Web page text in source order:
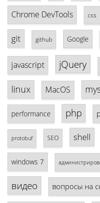
Chrome DevTools css
git github Google
javascript jQuery
linux MacOS
performance php
protobuf SEO shell
windows 7
видео вопросы на